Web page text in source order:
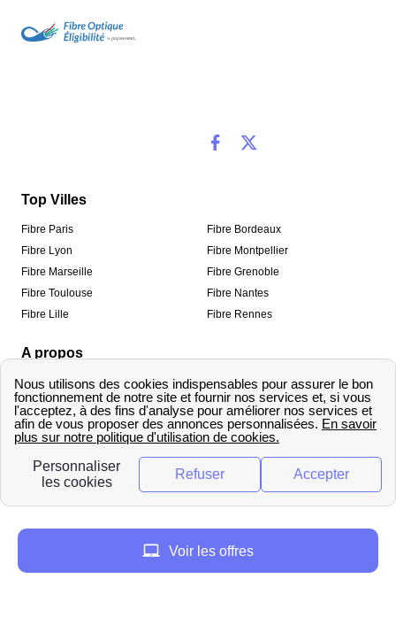
Top Villes
Fibre Paris
Fibre Lyon
Fibre Marseille
Fibre Toulouse
Fibre Lille
Fibre Bordeaux
Fibre Montpellier
Fibre Grenoble
Fibre Nantes
Fibre Rennes
A propos
Qui sommes-nous ?
Informations de contact
Méthodologie de classement
Mentions légales
Traitement des avis
Copyright © fibre-optique-eligibilite.fr 2026 – Tous
droits réservés
Voir les offres